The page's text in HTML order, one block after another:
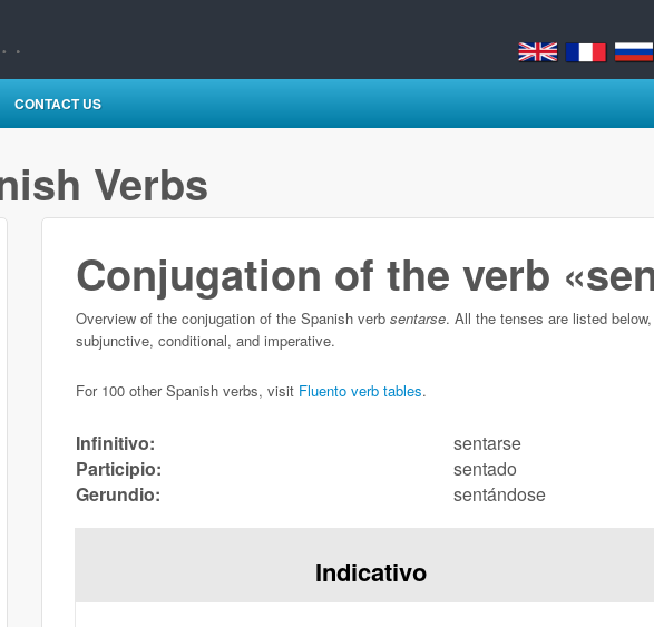
CONTACT US
Verbs
Conjugation of the verb
Overview of the conjugation of the Spanish verb sentarse. All the tenses are listed
subjunctive, conditional, and imperative.
For 100 other Spanish verbs, visit Fluento verb tables.
Infinitivo:
sentarse
Participio:
sentado
Gerundio:
sentándose
Indicativo